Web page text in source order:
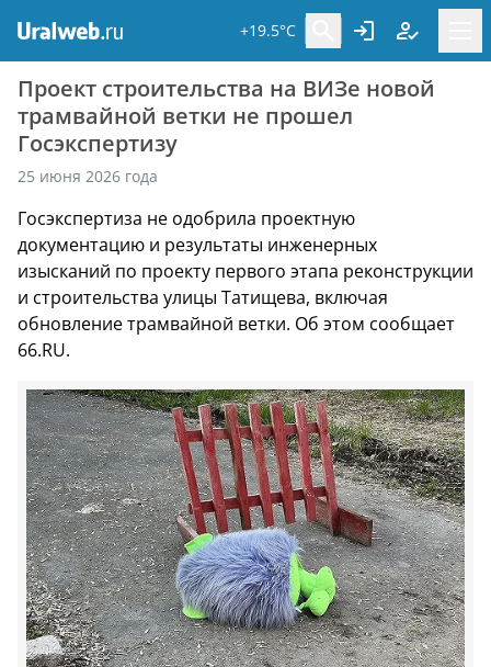
+19.5°C
Проект строительства на ВИЗе новой
трамвайной ветки не прошел
Госэкспертизу
25 июня 2026 года
Госэкспертиза не одобрила проектную
документацию и результаты инженерных
изысканий по проекту первого этапа реконструкции
и строительства улицы Татищева, включая
обновление трамвайной ветки. Об этом сообщает
66.RU.